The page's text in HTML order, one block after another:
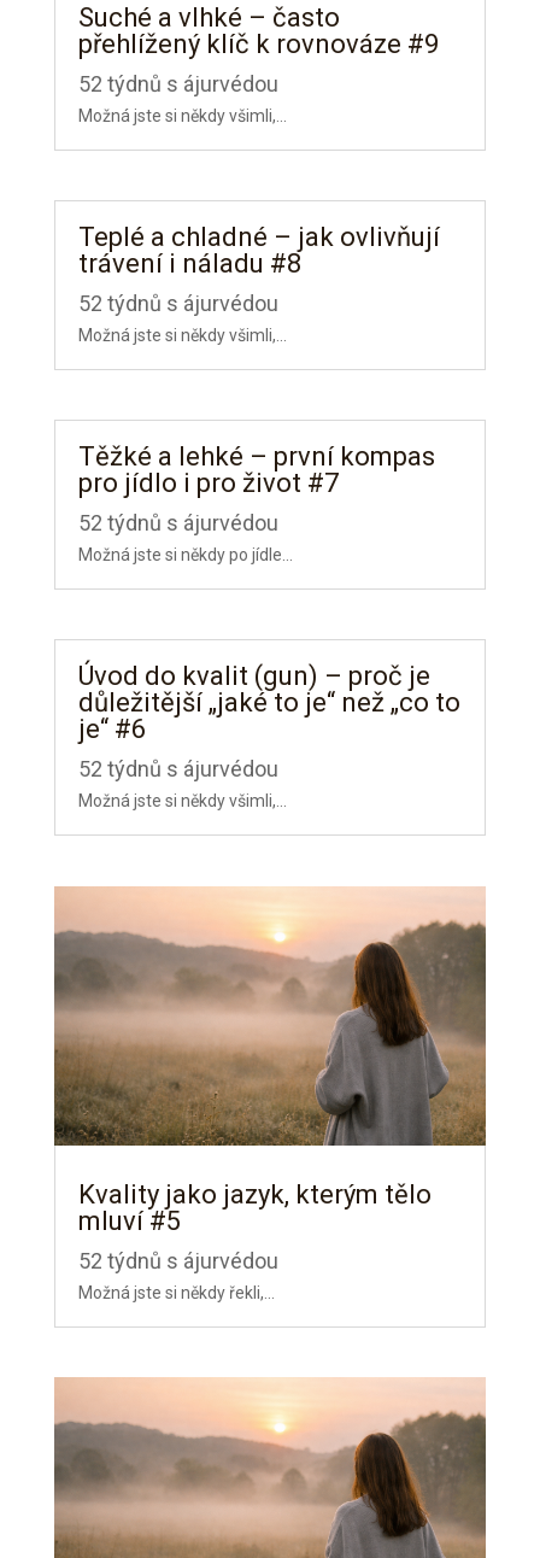
Suché a vlhké – často
přehlížený klíč k rovnováze #9
52 týdnů s ájurvédou
Možná jste si někdy všimli,...
Teplé a chladné – jak ovlivňují
trávení i náladu #8
52 týdnů s ájurvédou
Možná jste si někdy všimli,...
Těžké a lehké – první kompas
pro jídlo i pro život #7
52 týdnů s ájurvédou
Možná jste si někdy po jídle...
Úvod do kvalit (gun) – proč je
důležitější „jaké to je“ než „co to
je“ #6
52 týdnů s ájurvédou
Možná jste si někdy všimli,...
Kvality jako jazyk, kterým tělo
mluví #5
52 týdnů s ájurvédou
Možná jste si někdy řekli,...